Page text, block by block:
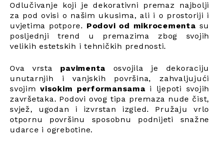
Odlučivanje koji je dekorativni premaz najbolji
za pod ovisi o našim ukusima, ali i o prostoriji i
uvjetima potpore. Podovi od mikrocementa su
posljednji trend u premazima zbog svojih
velikih estetskih i tehničkih prednosti.
Ova vrsta pavimenta osvojila je dekoraciju
unutarnjih i vanjskih površina, zahvaljujući
svojimvisokim performansama i ljepoti svojih
završetaka. Podovi ovog tipa premaza nude čist,
svjež, ugodan i izvrstan izgled. Pružaju vrlo
otpornu površinu sposobnu podnijeti snažne
udarce i ogrebotine.